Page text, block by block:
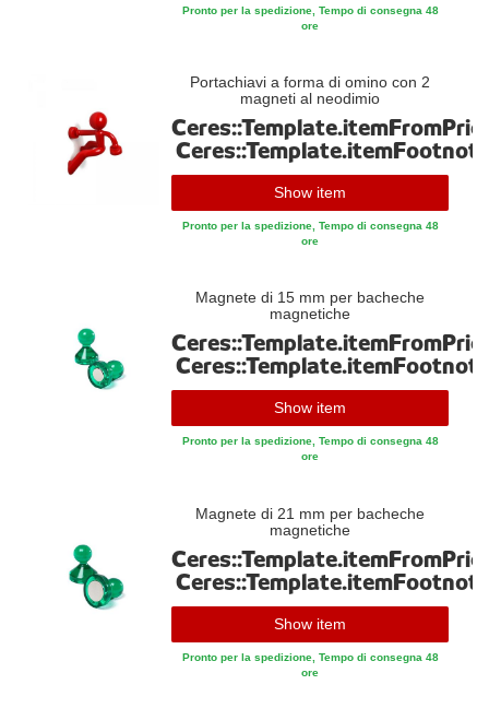
Pronto per la spedizione, Tempo di consegna 48
ore
Portachiavi a forma di omino con 2
magneti al neodimio
Ceres::Template.itemFootnote
Show item
Pronto per la spedizione, Tempo di consegna 48
ore
Magnete di 15 mm per bacheche
magnetiche
Ceres::Template.itemFootnote
Show item
Pronto per la spedizione, Tempo di consegna 48
ore
Magnete di 21 mm per bacheche
magnetiche
Ceres::Template.itemFootnote
Show item
Pronto per la spedizione, Tempo di consegna 48
ore